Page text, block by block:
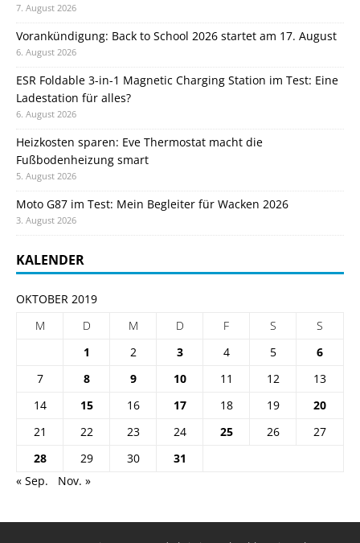
7. August 2026
Vorankündigung: Back to School 2026 startet am 17. August
6. August 2026
ESR Foldable 3-in-1 Magnetic Charging Station im Test: Eine
Ladestation für alles?
6. August 2026
Heizkosten sparen: Eve Thermostat macht die
Fußbodenheizung smart
5. August 2026
Moto G87 im Test: Mein Begleiter für Wacken 2026
3. August 2026
KALENDER
OKTOBER 2019
M
D M D F S
S
1
2 3 4 5
6
7
8 9 10 11 12
13
14
15 16 17 18 19
20
21
22 23 24 25 26
27
28
29 30
31
« Sep.
Nov. »